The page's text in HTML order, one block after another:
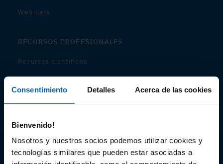
Consentimiento Detalles Acerca de las cookies
Bienvenido!
Nosotros y nuestros socios podemos utilizar cookies y
tecnologías similares que pueden estar asociadas a
Webinars
RECURSOS PROFESIONALES
Recursos científicos
Audiovisual
Espacio de Información Médica